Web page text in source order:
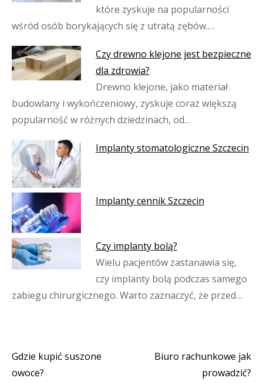
które zyskuje na popularności
wśród osób borykających się z utratą zębów.…
Czy drewno klejone jest bezpieczne
dla zdrowia?
Drewno klejone, jako materiał
budowlany i wykończeniowy, zyskuje coraz większą
popularność w różnych dziedzinach, od…
Implanty stomatologiczne Szczecin
Implanty cennik Szczecin
Czy implanty bolą?
Wielu pacjentów zastanawia się,
czy implanty bolą podczas samego
zabiegu chirurgicznego. Warto zaznaczyć, że przed…
Nawigacja
Gdzie kupić suszone
owoce?
Biuro rachunkowe jak
prowadzić?